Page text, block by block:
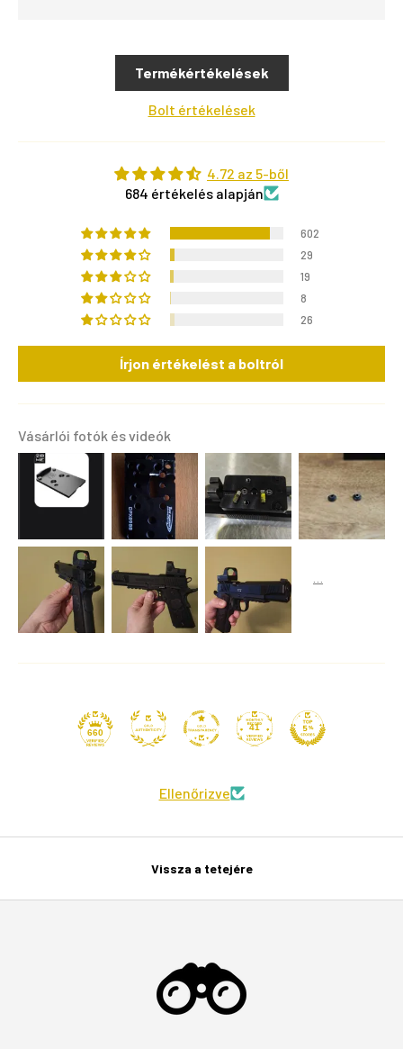
Termékértékelések
Bolt értékelések
4.72 az 5-ből
684 értékelés alapján
602
29
19
8
26
Írjon értékelést a boltról
Vásárlói fotók és videók
660
41
Ellenőrizve
Vissza a tetejére